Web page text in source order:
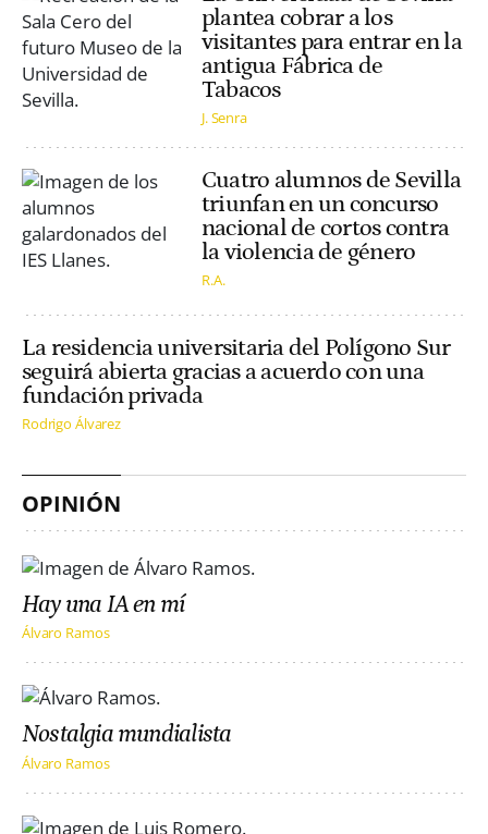
plantea cobrar a los
visitantes para entrar en la
antigua Fábrica de
Tabacos
J. Senra
Cuatro alumnos de Sevilla
triunfan en un concurso
nacional de cortos contra
la violencia de género
R.A.
La residencia universitaria del Polígono Sur
seguirá abierta gracias a acuerdo con una
fundación privada
Rodrigo Álvarez
OPINIÓN
Hay una IA en mí
Álvaro Ramos
Nostalgia mundialista
Álvaro Ramos